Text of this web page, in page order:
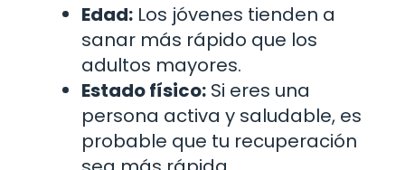
Edad: Los jóvenes tienden a
sanar más rápido que los
adultos mayores.
Estado físico: Si eres una
persona activa y saludable, es
probable que tu recuperación